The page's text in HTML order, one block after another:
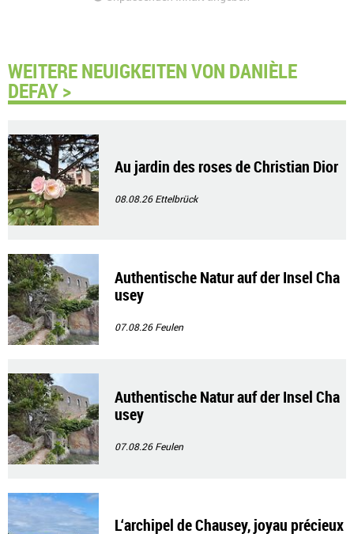
WEITERE NEUIGKEITEN VON DANIÈLE
DEFAY >
Au jardin des roses de Christian Dior
08.08.26Ettelbrück
Authentische Natur auf der Insel Cha
usey
07.08.26Feulen
Authentische Natur auf der Insel Cha
usey
07.08.26Feulen
L‘archipel de Chausey, joyau précieux